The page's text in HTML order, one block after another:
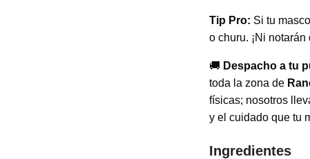
Tip Pro: Si tu
o churu. ¡Ni notarán
🚚 Despacho a tu
toda la zona de
físicas; nosotros
y el cuidado que tu
Ingredientes